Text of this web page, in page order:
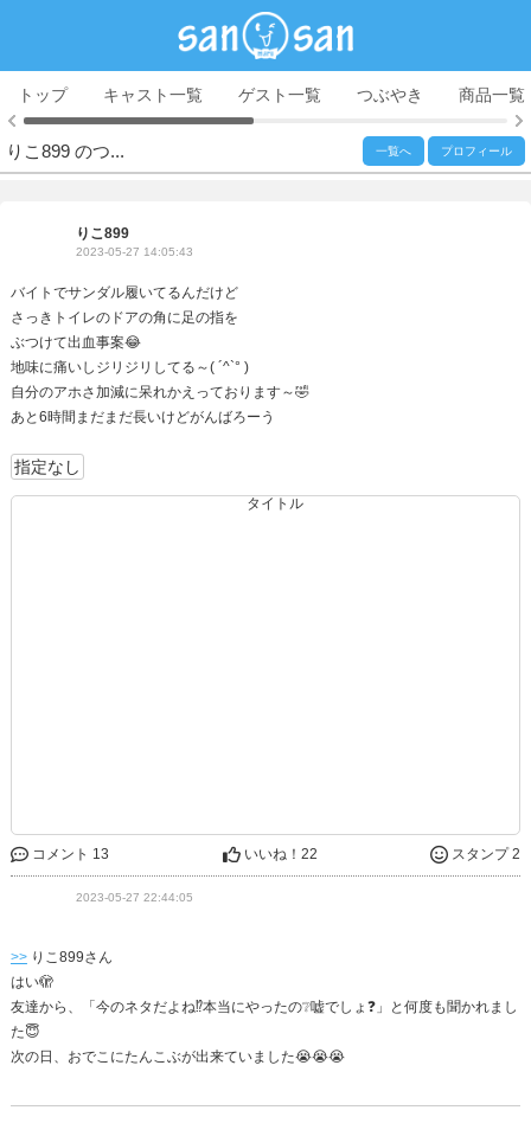
トップ キャスト一覧 ゲスト一覧 つぶやき 商品一覧
りこ899 のつ... 一覧へ プロフィール
りこ899
2023-05-27 14:05:43
バイトでサンダル履いてるんだけど
さっきトイレのドアの角に足の指を
ぶつけて出血事案😂
地味に痛いしジリジリしてる～( ´^`° )
自分のアホさ加減に呆れかえっております～🤣
あと6時間まだまだ長いけどがんばろーう
指定なし
コメント 13 いいね！ 22 スタンプ 2
2023-05-27 22:44:05
>>りこ899さん
はい🫣
友達から、「今のネタだよね⁉️本当にやったの❔嘘でしょ❓」と何度も聞かれまし
た😇
次の日、おでこにたんこぶが出来ていました😭😭😭